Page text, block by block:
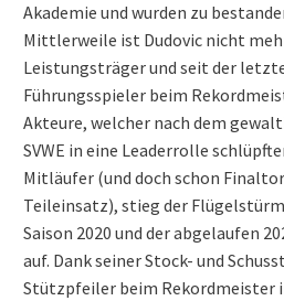
Akademie und wurden zu
Mittlerweile ist Dudovic nicht
Leistungsträger und seit der
Führungsspieler beim
Akteure, welcher nach dem
SVWE in eine Leaderrolle
Mitläufer (und doch schon
Teileinsatz), stieg der
Saison 2020 und der abgelaufen
auf. Dank seiner Stock- und
Stützpfeiler beim Rekordmeister